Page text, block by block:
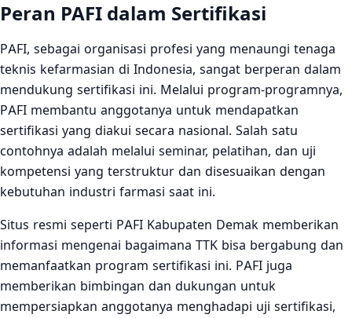
Peran PAFI dalam Sertifikasi
PAFI, sebagai organisasi profesi yang menaungi tenaga
teknis kefarmasian di Indonesia, sangat berperan dalam
mendukung sertifikasi ini. Melalui program-programnya,
PAFI membantu anggotanya untuk mendapatkan
sertifikasi yang diakui secara nasional. Salah satu
contohnya adalah melalui seminar, pelatihan, dan uji
kompetensi yang terstruktur dan disesuaikan dengan
kebutuhan industri farmasi saat ini.
Situs resmi seperti PAFI Kabupaten Demak memberikan
informasi mengenai bagaimana TTK bisa bergabung dan
memanfaatkan program sertifikasi ini. PAFI juga
memberikan bimbingan dan dukungan untuk
mempersiapkan anggotanya menghadapi uji sertifikasi,